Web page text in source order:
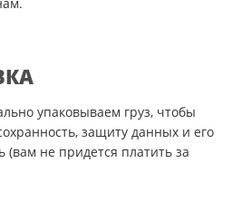
упаковываем груз, чтобы
защиту данных и его
(вам не придется платить за